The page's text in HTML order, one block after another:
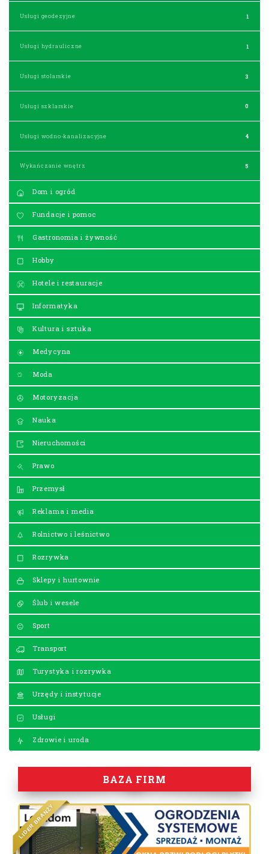
Usługi geodezyjne 1
Usługi hydrauliczne 1
Usługi stolarskie 3
Usługi szklarskie 0
Usługi wodno-kanalizacyjne 4
Wykańczanie wnętrz 5
Dom i ogród
Fundacje i pomoc
Gastronomia i żywność
Hobby
Hotele i restauracje
Informatyka
Kultura i sztuka
Medycyna
Moda
Motoryzacja
Nauka
Nieruchomości
Prawo
Przemysł
Reklama i media
Rolnictwo i leśnictwo
Rozrywka
Sklepy i hurtownie
Ślub i wesele
Sport
Transport
Turystyka i rozrywka
Urzędy i instytucje
Usługi
Zdrowie i uroda
BAZA FIRM
LI
DER
BRANŻ
Y